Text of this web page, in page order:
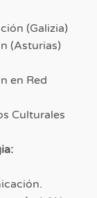
(Galizia)
(Asturias)
en Red
Culturales